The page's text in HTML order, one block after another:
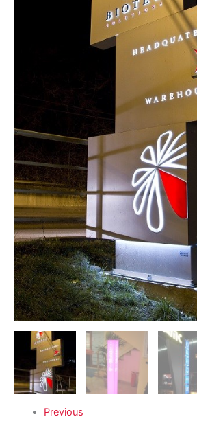
Previous